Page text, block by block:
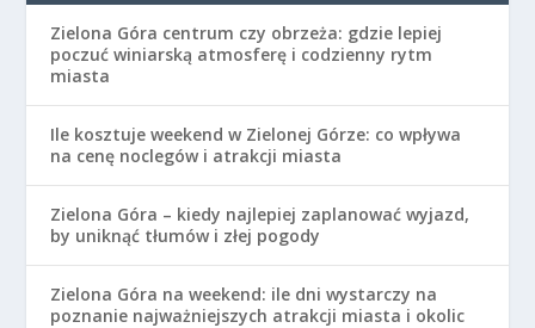
Zielona Góra centrum czy obrzeża: gdzie lepiej
poczuć winiarską atmosferę i codzienny rytm
miasta
Ile kosztuje weekend w Zielonej Górze: co wpływa
na cenę noclegów i atrakcji miasta
Zielona Góra – kiedy najlepiej zaplanować wyjazd,
by uniknąć tłumów i złej pogody
Zielona Góra na weekend: ile dni wystarczy na
poznanie najważniejszych atrakcji miasta i okolic